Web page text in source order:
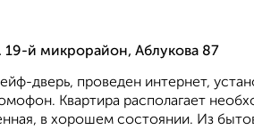
й микрорайон, Аблукова 87
дверь, проведен интернет,
Квартира располагает
в хорошем состоянии. Из